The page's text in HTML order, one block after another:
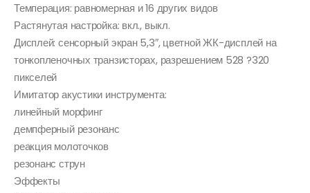
Темперация: равномерная и 16 других видов
Растянутая настройка: вкл., выкл.
Дисплей: сенсорный экран 5,3″, цветной ЖК-дисплей на
тонкопленочных транзисторах, разрешением 528 ?320
пикселей
Имитатор акустики инструмента:
линейный морфинг
демпферный резонанс
реакция молоточков
резонанс струн
Эффекты